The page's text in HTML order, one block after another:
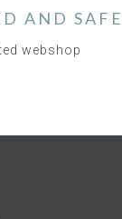
AND SAFE
webshop